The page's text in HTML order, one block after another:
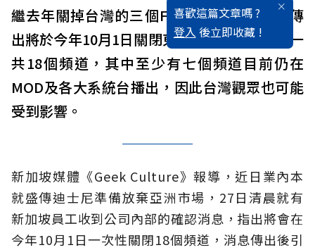
喜歡這篇文章嗎 ?
登入 後立即收藏 !
繼去年關掉台灣的三個FOX體育台，迪士尼傳
出將於今年10月1日關閉東南亞及香港播放、一
共18個頻道，其中至少有七個頻道目前仍在
MOD及各大系統台播出，因此台灣觀眾也可能
受到影響。
新加坡媒體《Geek Culture》報導，近日業內本
就盛傳迪士尼準備放棄亞洲市場，27日清晨就有
新加坡員工收到公司內部的確認消息，指出將會在
今年10月1日一次性關閉18個頻道，消息傳出後引